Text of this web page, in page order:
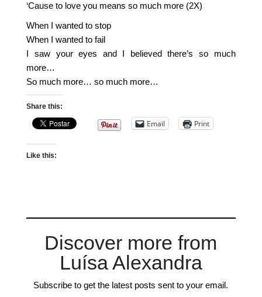
‘Cause to love you means so much more (2X)
When I wanted to stop
When I wanted to fail
I saw your eyes and I believed there’s so much
more…
So much more… so much more…
Share this:
Email Print
Like this:
Discover more from
Luísa Alexandra
Subscribe to get the latest posts sent to your email.